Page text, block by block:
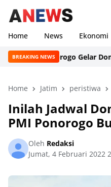
Home News Ekonomi
BREAKING NEWS
Ponorogo Gelar Donor
Home Jatim peristiwa
Inilah Jadwal
PMI Ponorogo
Oleh Redaksi
Jumat, 4 Februari 2022